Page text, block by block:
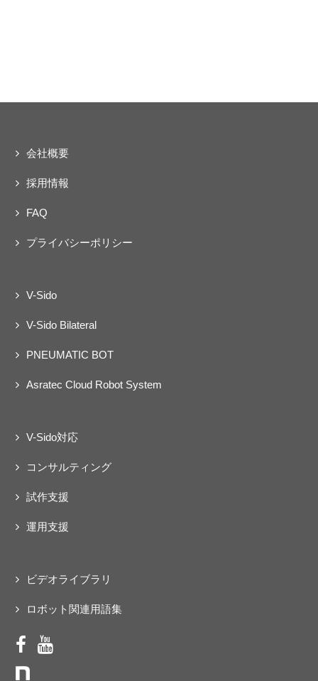
会社概要
採用情報
FAQ
プライバシーポリシー
V-Sido
V-Sido Bilateral
PNEUMATIC BOT
Asratec Cloud Robot System
V-Sido対応
コンサルティング
試作支援
運用支援
ビデオライブラリ
ロボット関連用語集